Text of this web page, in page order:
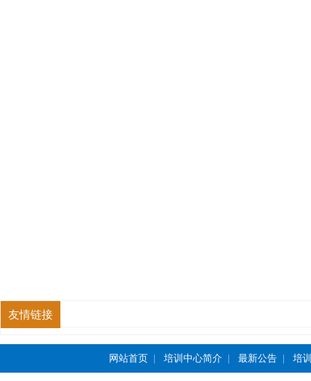
友情链接
网站首页 培训中心简介| 最新公告| 培